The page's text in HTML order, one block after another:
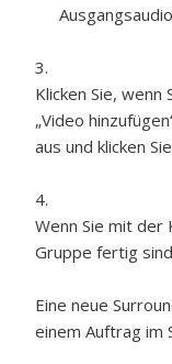
Klicken Sie,
„Video
aus und klicken
Wenn Sie mit der
Gruppe fertig
Eine neue
einem Auftrag im